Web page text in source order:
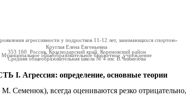
агрессивности у подростков 11-12 лет, занимающихся спортом»
Круглая Елена Евгеньевна
353 160 Россия, Краснодарский край, Кореновский район
Муниципальное общеобразовательное бюджетное учреждение
Средняя общеобразовательная школа № 4 им. В.Чикмезова
І. Агрессия: определение, основные теории
Семенюк), всегда оцениваются резко